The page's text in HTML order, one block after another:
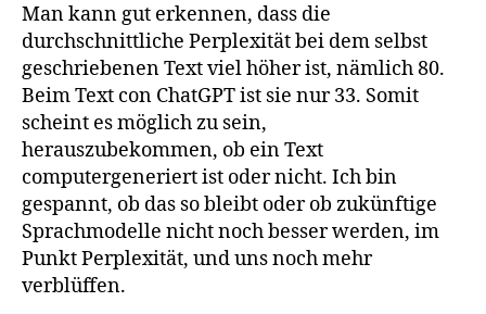
Man kann gut erkennen, dass die
durchschnittliche Perplexität bei dem selbst
geschriebenen Text viel höher ist, nämlich 80.
Beim Text con ChatGPT ist sie nur 33. Somit
scheint es möglich zu sein,
herauszubekommen, ob ein Text
computergeneriert ist oder nicht. Ich bin
gespannt, ob das so bleibt oder ob zukünftige
Sprachmodelle nicht noch besser werden, im
Punkt Perplexität, und uns noch mehr
verblüffen.